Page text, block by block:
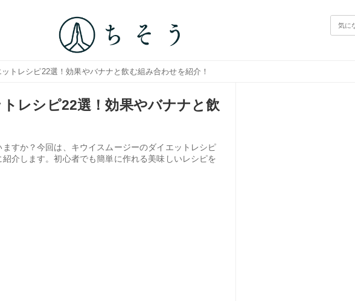
トレシピ22選！効果やバナナと飲む組み合わせを紹介！
レシピ22選！効果やバナナと飲
すか？今回は、キウイスムージーのダイエットレシピ
介します。初心者でも簡単に作れる美味しいレシピを